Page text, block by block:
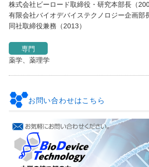
株式会社ビーロード取締役・研究本部長（
有限会社バイオデバイステクノロジー企画部
同社取締役兼務（2013）
専門
薬学、薬理学
お問い合わせはこちら